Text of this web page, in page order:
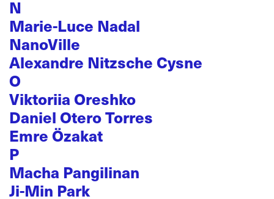
N
Marie-Luce Nadal
NanoVille
Alexandre Nitzsche Cysne
O
Viktoriia Oreshko
Daniel Otero Torres
Emre Özakat
P
Macha Pangilinan
Ji-Min Park